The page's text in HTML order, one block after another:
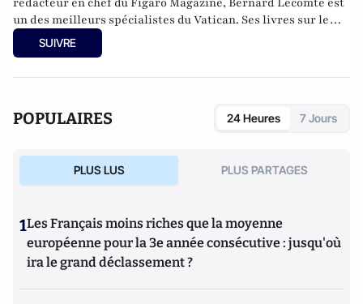
un des meilleurs spécialistes du Vatican. Ses livres sur le
sujet font autorité, notamment sa biographie de Jean-Paul II
qui fut un succès mondial. Il a publié
SUIVRE
POPULAIRES 24 Heures 7 Jours
PLUS LUS PLUS PARTAGES
1Les Français moins riches que la moyenne
européenne pour la 3e année consécutive : jusqu'où
ira le grand déclassement ?